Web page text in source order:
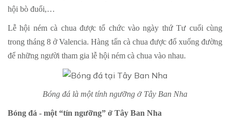
hội bò đuổi,…
Lễ hội ném cà chua được tổ chức vào ngày thứ Tư cuối cùng
trong tháng 8 ở Valencia. Hàng tấn cà chua được đổ xuống đường
để những người tham gia lễ hội ném cà chua vào nhau.
Bóng đá là một tính ngưỡng ở Tây Ban Nha
Bóng đá - một “tín ngưỡng” ở Tây Ban Nha